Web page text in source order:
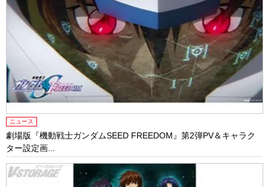
ニュース
劇場版『機動戦士ガンダムSEED FREEDOM』第2弾PV＆キャラク
ター設定画...